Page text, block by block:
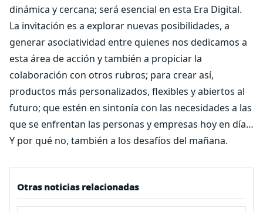
dinámica y cercana; será esencial en esta Era Digital.
La invitación es a explorar nuevas posibilidades, a
generar asociatividad entre quienes nos dedicamos a
esta área de acción y también a propiciar la
colaboración con otros rubros; para crear así,
productos más personalizados, flexibles y abiertos al
futuro; que estén en sintonía con las necesidades a las
que se enfrentan las personas y empresas hoy en día…
Y por qué no, también a los desafíos del mañana.
Otras noticias relacionadas